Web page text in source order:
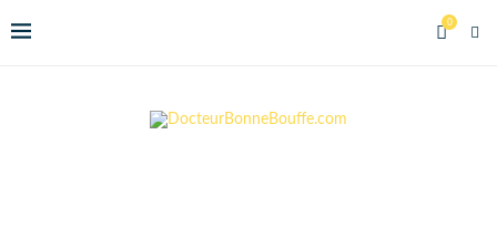
0